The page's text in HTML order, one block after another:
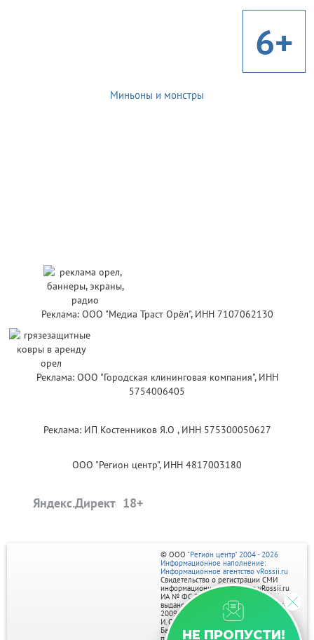
6+
Миньоны и монстры
Реклама: ООО "Медиа Траст Орёл", ИНН 7107062130
Реклама: ООО "Городская клининговая компания", ИНН
5754006405
Реклама: ИП Костенников Я.О , ИНН 575300050627
ООО "Регион центр", ИНН 4817003180
Яндекс.Директ
НЕ ПРОПУСТИ!
© ООО "Регион центр" 2004 - 2026
Информационное наполнение:
Информационное агентство vRossii.ru
Свидетельство о регистрации СМИ
информационного агентства vRossii.ru
ИА № ФС 77‑35502
выдано РОСКОМНАДЗОРом 04 марта
2009г.
И. О. Главного редактора Нарыков А. Н.
Баннеры на портале размещаются на